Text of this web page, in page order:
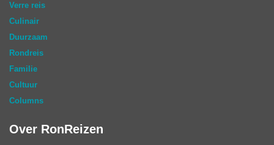
Verre reis
Culinair
Duurzaam
Rondreis
Familie
Cultuur
Columns
Over RonReizen